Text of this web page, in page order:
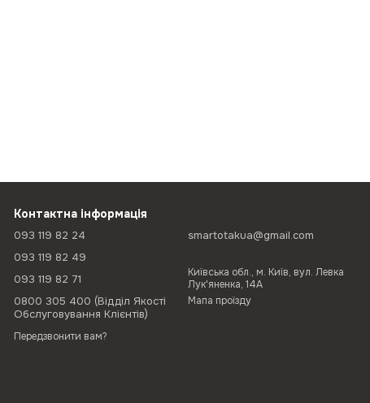
Контактна інформація
093 119 82 24
093 119 82 49
093 119 82 71
0800 305 400 (Відділ Якості
Обслуговування Клієнтів)
Передзвонити вам?
smartotakua@gmail.com
Київська обл., м. Київ, вул. Левка
Лук'яненка, 14А
Мапа проїзду